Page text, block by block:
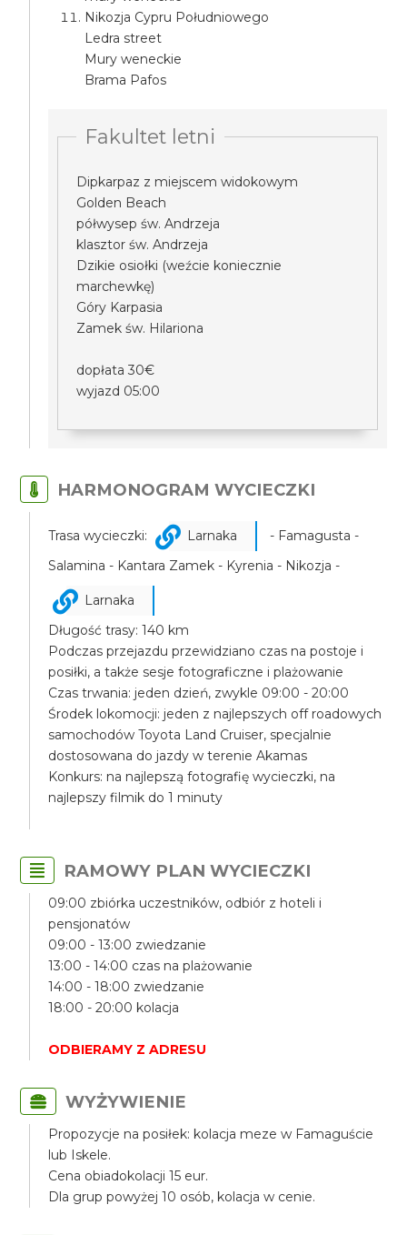
Nikozja Cypru Południowego
Ledra street
Mury weneckie
Brama Pafos
Fakultet letni
Dipkarpaz z miejscem widokowym
Golden Beach
półwysep św. Andrzeja
klasztor św. Andrzeja
Dzikie osiołki (weźcie koniecznie
marchewkę)
Góry Karpasia
Zamek św. Hilariona
dopłata 30€
wyjazd 05:00
HARMONOGRAM WYCIECZKI
Trasa wycieczki: Larnaka
- Famagusta -
Salamina - Kantara Zamek - Kyrenia - Nikozja -
Larnaka
Długość trasy: 140 km
Podczas przejazdu przewidziano czas na postoje i
posiłki, a także sesje fotograficzne i plażowanie
Czas trwania: jeden dzień, zwykle 09:00 - 20:00
Środek lokomocji: jeden z najlepszych off roadowych
samochodów Toyota Land Cruiser, specjalnie
dostosowana do jazdy w terenie Akamas
Konkurs: na najlepszą fotografię wycieczki, na
najlepszy filmik do 1 minuty
RAMOWY PLAN WYCIECZKI
09:00 zbiórka uczestników, odbiór z hoteli i
pensjonatów
09:00 - 13:00 zwiedzanie
13:00 - 14:00 czas na plażowanie
14:00 - 18:00 zwiedzanie
18:00 - 20:00 kolacja
ODBIERAMY Z ADRESU
WYŻYWIENIE
Propozycje na posiłek: kolacja meze w Famaguście
lub Iskele.
Cena obiadokolacji 15 eur.
Dla grup powyżej 10 osób, kolacja w cenie.